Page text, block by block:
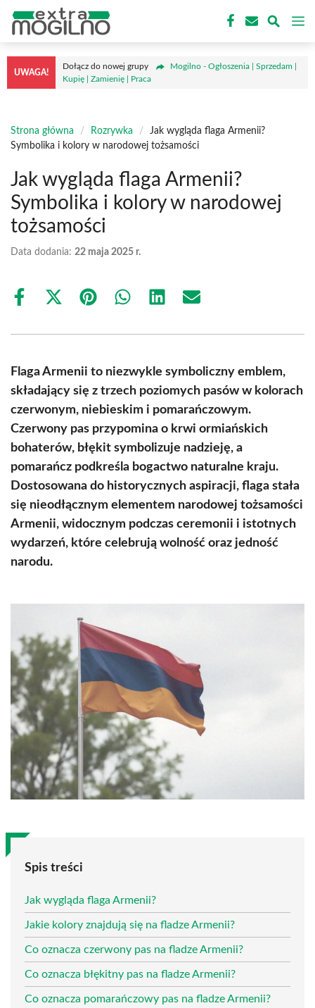
treści
UWAGA!
Dołącz do nowej grupy
Mogilno - Ogłoszenia | Sprzedam |
Kupię | Zamienię | Praca
Strona główna / Rozrywka /
Jak wygląda flaga Armenii?
Symbolika i kolory w narodowej tożsamości
Jak wygląda flaga Armenii?
Symbolika i kolory w narodowej
tożsamości
Data dodania: 22 maja 2025 r.
Share
Share
(Twitter)
Share Share Share Share
Flaga Armenii to niezwykle symboliczny emblem,
składający się z trzech poziomych pasów w kolorach
czerwonym, niebieskim i pomarańczowym.
Czerwony pas przypomina o krwi ormiańskich
bohaterów, błękit symbolizuje nadzieję, a
pomarańcz podkreśla bogactwo naturalne kraju.
Dostosowana do historycznych aspiracji, flaga stała
się nieodłącznym elementem narodowej tożsamości
Armenii, widocznym podczas ceremonii i istotnych
wydarzeń, które celebrują wolność oraz jedność
narodu.
Spis treści
Jak wygląda flaga Armenii?
Jakie kolory znajdują się na fladze Armenii?
Co oznacza czerwony pas na fladze Armenii?
Co oznacza błękitny pas na fladze Armenii?
Co oznacza pomarańczowy pas na fladze Armenii?